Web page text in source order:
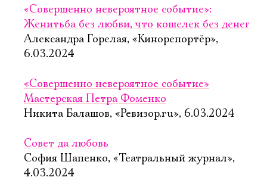
«Совершенно невероятное событие»:
Женитьба без любви, что кошелек без денег
Александра Горелая, «Кинорепортёр»,
6.03.2024
«Совершенно невероятное событие»
Мастерская Петра Фоменко
Никита Балашов, «Ревизор.ru», 6.03.2024
Совет да любовь
София Шапенко, «Театральный журнал»,
4.03.2024